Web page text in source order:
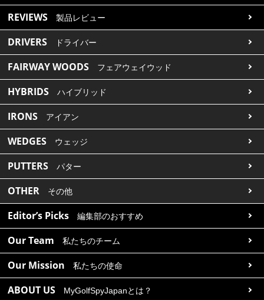
REVIEWS 製品レビュー
DRIVERS ドライバー
FAIRWAY WOODS フェアウェイウッド
HYBRIDS ハイブリッド
IRONS アイアン
WEDGES ウェッジ
PUTTERS パター
OTHER その他
Editor’s Picks 編集部のおすすめ
Our Team 私たちのチーム
Our Mission 私たちの使命
ABOUT US MyGolfSpyJapanとは？